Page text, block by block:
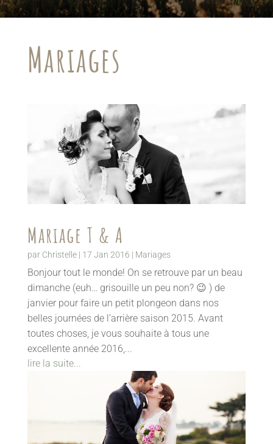
Mariages
Mariage T & A
par Christelle| 17 Jan 2016 | Mariages
Bonjour tout le monde! On se retrouve par un beau
dimanche (euh… grisouille un peu non? 😉 ) de
janvier pour faire un petit plongeon dans nos
belles journées de l’arrière saison 2015. Avant
toutes choses, je vous souhaite à tous une
excellente année 2016,...
lire la suite...